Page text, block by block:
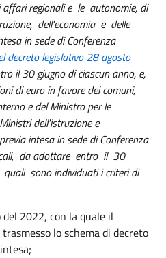
regionali e le autonomie, di
dell'economia e delle
in sede di Conferenza
decreto legislativo 28 agosto
il 30 giugno di ciascun anno, e,
di euro in favore dei comuni,
e del Ministro per le
dell'istruzione e
intesa in sede di Conferenza
da adottare entro il 30
sono individuati i criteri di
2022, con la quale il
lo schema di decreto